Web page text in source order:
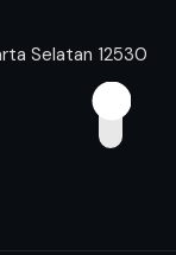
Selatan 12530